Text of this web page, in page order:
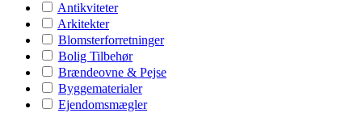
Antikviteter
Arkitekter
Blomsterforretninger
Bolig Tilbehør
Brændeovne & Pejse
Byggematerialer
Ejendomsmægler